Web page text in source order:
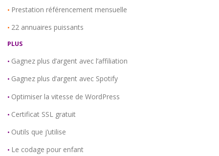
• Prestation référencement mensuelle
• 22 annuaires puissants
PLUS
• Gagnez plus d’argent avec l’affiliation
• Gagnez plus d’argent avec Spotify
• Optimiser la vitesse de WordPress
• Certificat SSL gratuit
• Outils que j’utilise
• Le codage pour enfant